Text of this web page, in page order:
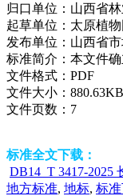
归口单位： 山西省
起草单位： 太原植物
发布单位： 山西省
标准简介： 本文件
文件格式： PDF
文件大小： 880.63KB
文件页数： 7
标准全文下载：
DB14_T 3417-2025
地方标准, 地标, 标